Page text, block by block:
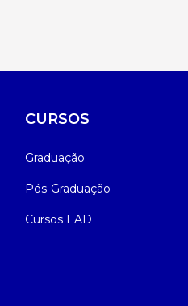
CURSOS
Graduação
Pós-Graduação
Cursos EAD